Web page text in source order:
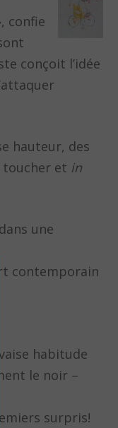
confie
conçoit l’idée
hauteur, des
toucher et in
une
contemporain
habitude
le noir –
surpris!